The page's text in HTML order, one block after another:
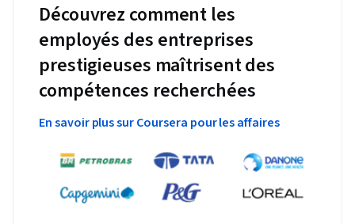
Découvrez comment les
employés des entreprises
prestigieuses maîtrisent des
compétences recherchées
En savoir plus sur Coursera pour les affaires